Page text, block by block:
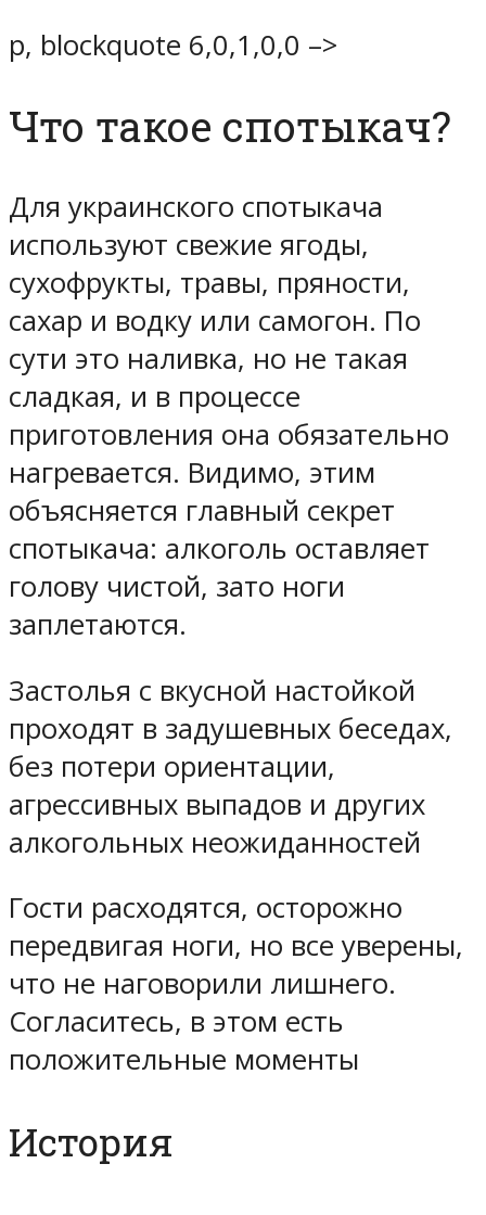
p, blockquote 6,0,1,0,0 –>
Что такое спотыкач?
Для украинского спотыкача
используют свежие ягоды,
сухофрукты, травы, пряности,
сахар и водку или самогон. По
сути это наливка, но не такая
сладкая, и в процессе
приготовления она обязательно
нагревается. Видимо, этим
объясняется главный секрет
спотыкача: алкоголь оставляет
голову чистой, зато ноги
заплетаются.
Застолья с вкусной настойкой
проходят в задушевных беседах,
без потери ориентации,
агрессивных выпадов и других
алкогольных неожиданностей
Гости расходятся, осторожно
передвигая ноги, но все уверены,
что не наговорили лишнего.
Согласитесь, в этом есть
положительные моменты
История